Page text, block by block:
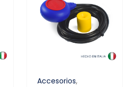
Accesorios,